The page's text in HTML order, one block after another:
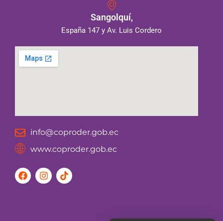
Sangolquí,
España 147 y Av. Luis Cordero
info@coproder.gob.ec
www.coproder.gob.ec
F
a
I
n
T
i